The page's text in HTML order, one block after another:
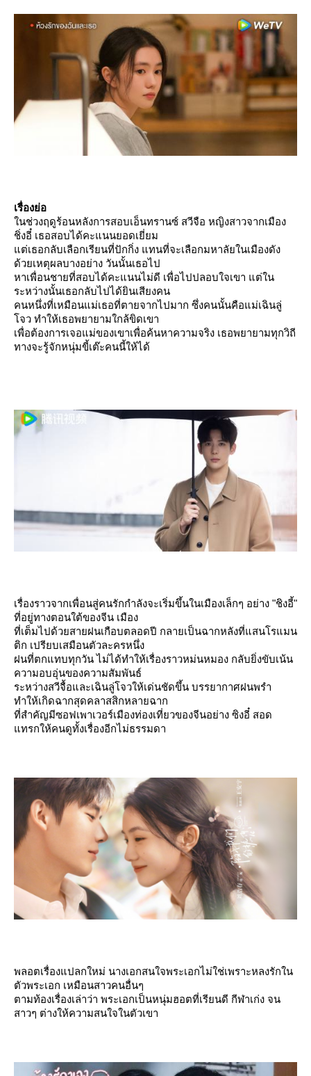
เรื่องย่อ
นช่วงฤดูร้อนหลังการสอบเอ็นทรานซ์ สวีจือ หญิงสาวจากเมือง
ชิ่งอี๋ เธอสอบได้คะแนนยอดเยี่ยม
ต่เธอกลับเลือกเรียนที่ปักกิ่ง แทนที่จะเลือกมหาลัยในเมืองดัง
ด้วยเหตุผลบางอย่าง วันนั้นเธอไป
หาเพื่อนชายที่สอบได้คะแนนไม่ดี เพื่อไปปลอบใจเขา แต่ใน
ระหว่างนั้นเธอกลับไปได้ยินเสียงคน
คนหนึ่งที่เหมือนแม่เธอที่ตายจากไปมาก ซึ่งคนนั้นคือแม่เฉินลู่
จว ทำให้เธอพยายามใกล้ขิดเขา
เพื่อต้องการเจอแม่ของเขาเพื่อค้นหาความจริง เธอพยายามทุกวิถี
ทางจะรู้จักหนุ่มขี้เต๊ะคนนี้ให้ได้
เรื่องราวจากเพื่อนสู่คนรักกำลังจะเริ่มขึ้นในเมืองเล็กๆ อย่าง "ชิงอี้"
ที่อยู่ทางตอนใต้ของจีน เมือง
ที่เต็มไปด้วยสายฝนเกือบตลอดปี กลายเป็นฉากหลังที่แสนโรแมน
ติก เปรียบเสมือนตัวละครหนึ่ง
ฝนที่ตกแทบทุกวัน ไม่ได้ทำให้เรื่องราวหม่นหมอง กลับยิ่งขับเน้น
ความอบอุ่นของความสัมพันธ์
ระหว่างสวีจื้อและเฉินลู่โจวให้เด่นชัดขึ้น บรรยากาศฝนพรำ
ทำให้เกิดฉากสุดคลาสสิกหลายฉาก
ที่สำคัญมีซอฟเพาเวอร์เมืองท่องเที่ยวของจีนอย่าง ซิงอี๋ สอด
ทรกให้คนดูทั้งเรื่องอีกไม่ธรรมดา
พลอตเรื่องแปลกใหม่ นางเอกสนใจพระเอกไม่ใช่เพราะหลงรักใน
ตัวพระเอก เหมือนสาวคนอื่นๆ
ตามท้องเรื่องเล่าว่า พระเอกเป็นหนุ่มฮอตที่เรียนดี กีฬาเก่ง จน
สาวๆ ต่างให้ความสนใจในตัวเขา